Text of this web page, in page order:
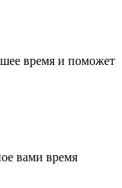
время и поможет
вами время